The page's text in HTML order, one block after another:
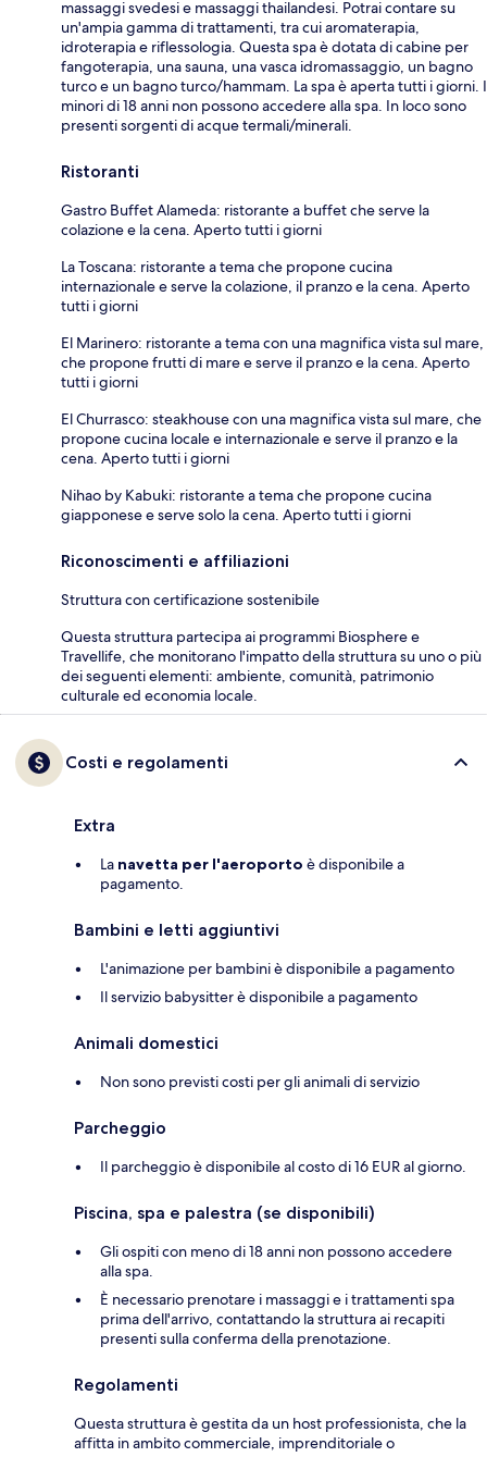
massaggi svedesi e massaggi thailandesi. Potrai contare su
un'ampia gamma di trattamenti, tra cui aromaterapia,
idroterapia e riflessologia. Questa spa è dotata di cabine per
fangoterapia, una sauna, una vasca idromassaggio, un bagno
turco e un bagno turco/hammam. La spa è aperta tutti i giorni. I
minori di 18 anni non possono accedere alla spa. In loco sono
presenti sorgenti di acque termali/minerali.
Ristoranti
Gastro Buffet Alameda: ristorante a buffet che serve la
colazione e la cena. Aperto tutti i giorni
La Toscana: ristorante a tema che propone cucina
internazionale e serve la colazione, il pranzo e la cena. Aperto
tutti i giorni
El Marinero: ristorante a tema con una magnifica vista sul mare,
che propone frutti di mare e serve il pranzo e la cena. Aperto
tutti i giorni
El Churrasco: steakhouse con una magnifica vista sul mare, che
propone cucina locale e internazionale e serve il pranzo e la
cena. Aperto tutti i giorni
Nihao by Kabuki: ristorante a tema che propone cucina
giapponese e serve solo la cena. Aperto tutti i giorni
Riconoscimenti e affiliazioni
Struttura con certificazione sostenibile
Questa struttura partecipa ai programmi Biosphere e
Travellife, che monitorano l'impatto della struttura su uno o più
dei seguenti elementi: ambiente, comunità, patrimonio
culturale ed economia locale.
Costi e regolamenti
Extra
La navetta per l'aeroporto è disponibile a
pagamento.
Bambini e letti aggiuntivi
L'animazione per bambini è disponibile a pagamento
Il servizio babysitter è disponibile a pagamento
Animali domestici
Non sono previsti costi per gli animali di servizio
Parcheggio
Il parcheggio è disponibile al costo di 16 EUR al giorno.
Piscina, spa e palestra (se disponibili)
Gli ospiti con meno di 18 anni non possono accedere
alla spa.
È necessario prenotare i massaggi e i trattamenti spa
prima dell'arrivo, contattando la struttura ai recapiti
presenti sulla conferma della prenotazione.
Regolamenti
Questa struttura è gestita da un host professionista, che la
affitta in ambito commerciale, imprenditoriale o